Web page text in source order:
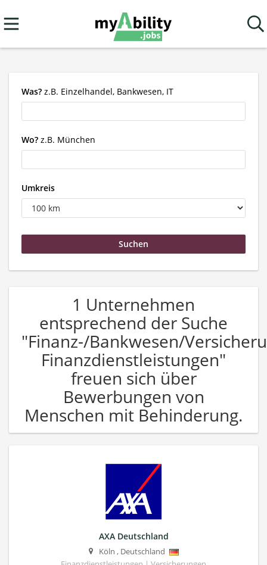
Was? z.B. Einzelhandel, Bankwesen, IT
Wo? z.B. München
Umkreis
1 Unternehmen
entsprechend der Suche
"Finanz-/Bankwesen/
Finanzdienstleistungen"
freuen sich über
Bewerbungen von
Menschen mit Behinderung.
AXA Deutschland
Köln , Deutschland